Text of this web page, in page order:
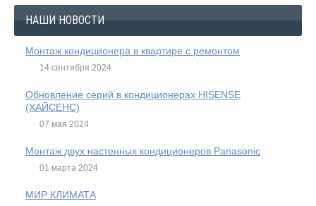
НАШИ НОВОСТИ
Монтаж кондиционера в квартире с ремонтом
14 сентября 2024
Обновление серий в кондиционерах HISENSE
(ХАЙСЕНС)
07 мая 2024
Монтаж двух настенных кондиционеров Panasonic
01 марта 2024
МИР КЛИМАТА